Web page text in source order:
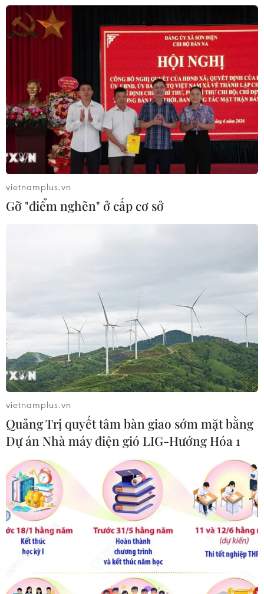
TIN CÙNG CHUYÊN MỤC
Thổ Nhĩ Kỳ tăng cường truy quét IS,
bắt giữ hơn 100 nghi phạm
07/08/2026 14:55
Tây Ban Nha triệt phá đường dây
buôn người xuyên Địa Trung Hải
07/08/2026 12:13
vietnamplus.vn
Gỡ "điểm nghẽn" ở cấp cơ sở
vietnamplus.vn
Quảng Trị quyết tâm bàn giao sớm mặt bằng
Dự án Nhà máy điện gió LIG-Hướng Hóa 1